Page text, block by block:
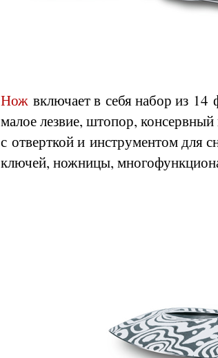
Нож включает в себя набор из 14
малое лезвие, штопор,
с отверткой и инструментом для
ключей, ножницы,